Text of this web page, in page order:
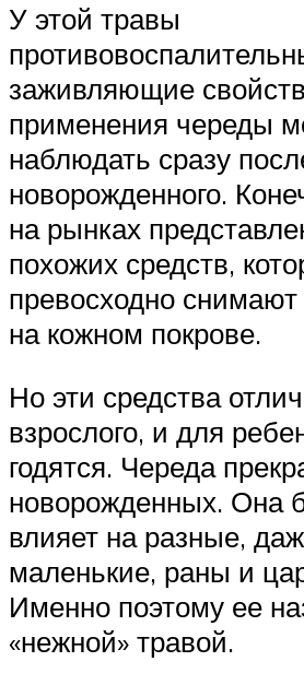
У этой травы
заживляющие
применения череды
наблюдать сразу
новорожденного.
на рынках
похожих средств,
превосходно
на кожном покрове.
Но эти средства
взрослого, и для
годятся. Череда
новорожденных. Она
влияет на разные,
маленькие, раны и
Именно поэтому ее
«нежной» травой.